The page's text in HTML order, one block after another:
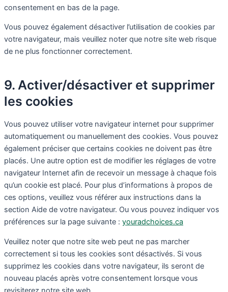
consentement en bas de la page.
Vous pouvez également désactiver l’utilisation de cookies par
votre navigateur, mais veuillez noter que notre site web risque
de ne plus fonctionner correctement.
9. Activer/désactiver et supprimer
les cookies
Vous pouvez utiliser votre navigateur internet pour supprimer
automatiquement ou manuellement des cookies. Vous pouvez
également préciser que certains cookies ne doivent pas être
placés. Une autre option est de modifier les réglages de votre
navigateur Internet afin de recevoir un message à chaque fois
qu’un cookie est placé. Pour plus d’informations à propos de
ces options, veuillez vous référer aux instructions dans la
section Aide de votre navigateur. Ou vous pouvez indiquer vos
préférences sur la page suivante : youradchoices.ca
Veuillez noter que notre site web peut ne pas marcher
correctement si tous les cookies sont désactivés. Si vous
supprimez les cookies dans votre navigateur, ils seront de
nouveau placés après votre consentement lorsque vous